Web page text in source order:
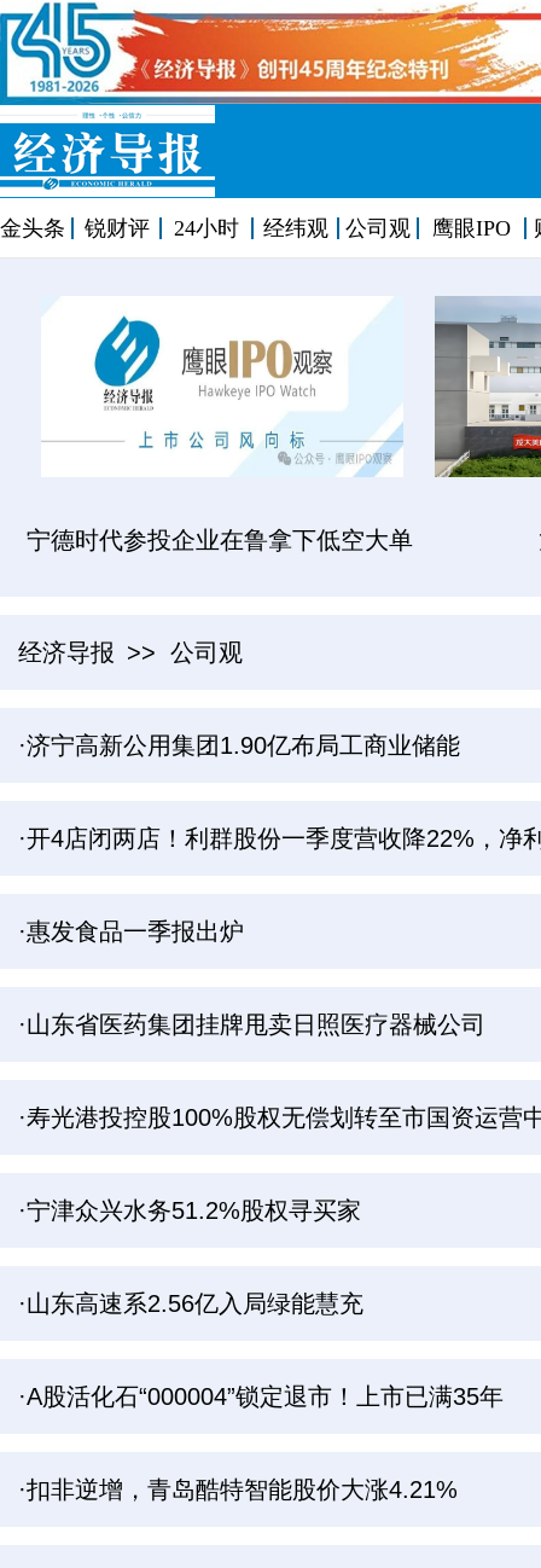
金头条 锐财评 24小时 经纬观 公司观 鹰眼IPO
宁德时代参投企业在鲁拿下低空大单
经济导报 >> 公司观
·济宁高新公用集团1.90亿布局工商业储能
·开4店闭两店！利群股份一季度营收降22%，净
·惠发食品一季报出炉
·山东省医药集团挂牌甩卖日照医疗器械公司
·寿光港投控股100%股权无偿划转至市国资运营
·宁津众兴水务51.2%股权寻买家
·山东高速系2.56亿入局绿能慧充
·A股活化石“000004”锁定退市！上市已满35年
·扣非逆增，青岛酷特智能股价大涨4.21%